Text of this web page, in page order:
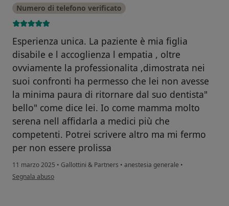
Numero di telefono verificato
Esperienza unica. La paziente è mia figlia
disabile e l accoglienza l empatia , oltre
ovviamente la professionalita ,dimostrata nei
suoi confronti ha permesso che lei non avesse
la minima paura di ritornare dal suo dentista"
bello" come dice lei. Io come mamma molto
serena nell affidarla a medici più che
competenti. Potrei scrivere altro ma mi fermo
per non essere prolissa
11 marzo 2025 • Gallottini & Partners • anestesia generale •
secondo l'opinione dell'utente Ombretta Pellegrini
Segnala abuso